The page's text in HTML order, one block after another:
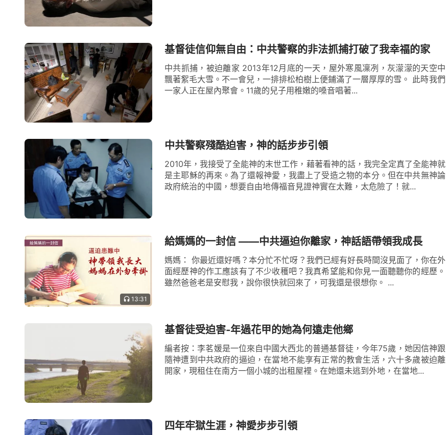
基督徒信仰無自由：中共警察的非法抓捕打破了我幸福的家
中共抓捕，被迫離家 2013年12月底的一天，屋外寒風凜冽，灰濛濛的天空中
飄著絮毛大雪。不一會兒，一排排松柏樹上便鋪滿了一層厚厚的雪。 此時我們
一家人正在屋內聚會。11歲的兒子用稚嫩的嗓音唱著...
中共警察殘酷迫害，神的話步步引領
2010年，我接受了全能神的末世工作，藉著看神的話，我完全定真了全能神就
是主耶穌的再來。為了還報神愛，我盡上了受造之物的本分。但在中共無神論
政府統治的中國，想要自由地傳福音見證神實在太難，太危險了！就...
13:31
給媽媽的一封信 ——中共逼迫你離家，神話語帶領我成長
媽媽： 你最近還好嗎？本分忙不忙呀？我們已經有好長時間沒見面了，你在外
面經歷神的作工應該有了不少收穫吧？我真希望能和你見一面聽聽你的經歷。
雖然爸爸老是安慰我，說你很快就回來了，可我還是很想你。 ...
基督徒受迫害-年過花甲的她為何遠走他鄉
編者按：李茗媛是一位來自中國大西北的普通基督徒，今年75歲，她因信神跟
隨神遭到中共政府的逼迫，在當地不能享有正常的教會生活，六十多歲被迫離
開家，現租住在南方一個小城的出租屋裡。在她還未逃到外地，在當地...
四年牢獄生涯，神愛步步引領